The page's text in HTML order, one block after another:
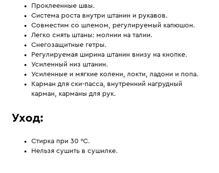
Проклеенные швы.
Система роста внутри штанин и рукавов.
Совместим со шлемом, регулируемый капюшон.
Легко снять штаны: молнии на талии.
Снегозащитные гетры.
Регулируемая ширина штанин внизу на кнопке.
Усиленный низ штанин.
Усиленные и мягкие колени, локти, ладони и попа.
Карман для ски-пасса, внутренний нагрудный
карман, карманы для рук.
Уход:
Стирка при 30 °C.
Нельзя сушить в сушилке.